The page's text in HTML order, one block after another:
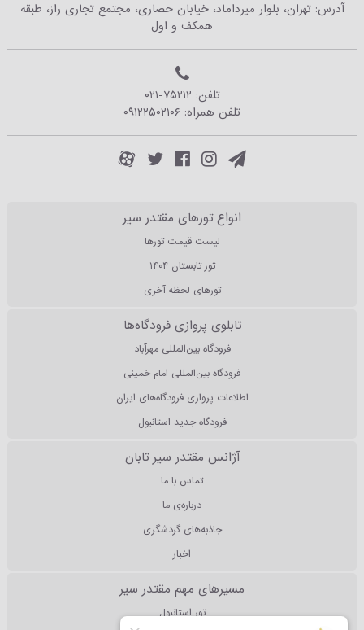
آدرس: تهران، بلوار میرداماد، خیابان حصاری، مجتمع تجاری راز، طبقه
همکف و اول
تلفن: ۰۲۱-۷۵۲۱۲
تلفن همراه: ۰۹۱۲۲۵۰۲۱۰۶
انواع تورهای مقتدر سیر
لیست قیمت تورها
تور تابستان ۱۴۰۴
تورهای لحظه آخری
تابلوی پروازی فرودگاه‌ها
فرودگاه بین‌المللی مهرآباد
فرودگاه بین‌المللی امام خمینی
اطلاعات پروازی فرودگاه‌های ایران
فرودگاه جدید استانبول
آژانس مقتدر سیر تابان
تماس با ما
درباره‌ی ما
جاذبه‌های گردشگری
اخبار
مسیرهای مهم مقتدر سیر
تور استانبول